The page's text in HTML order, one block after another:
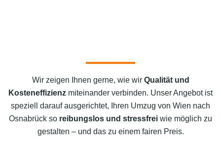
Wir zeigen Ihnen gerne, wie wir Qualität und
Kosteneffizienz miteinander verbinden. Unser Angebot ist
speziell darauf ausgerichtet, Ihren Umzug von Wien nach
Osnabrück so reibungslos und stressfrei wie möglich zu
gestalten – und das zu einem fairen Preis.